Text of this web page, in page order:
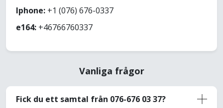
Iphone: +1 (076) 676-0337
e164: +46766760337
Vanliga frågor
Fick du ett samtal från 076-676 03 37?